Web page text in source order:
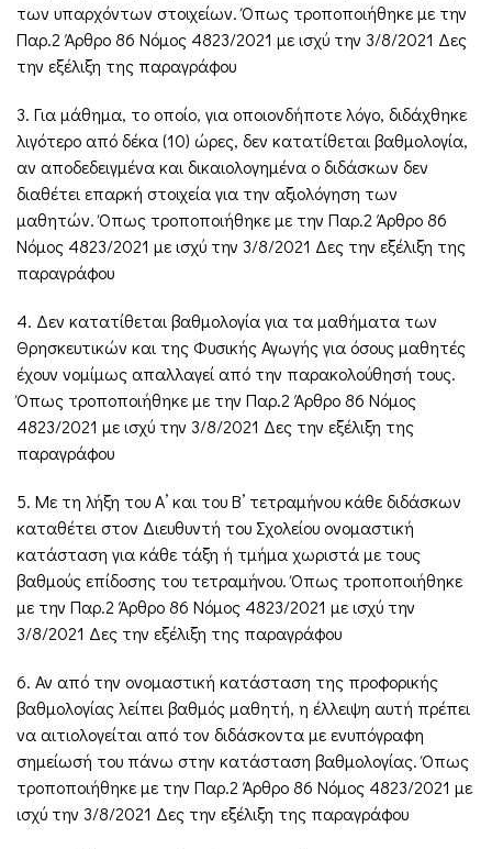
των υπαρχόντων στοιχείων. Όπως τροποποιήθηκε με την
Παρ.2 Άρθρο 86 Νόμος 4823/2021 με ισχύ την 3/8/2021 Δες
την εξέλιξη της παραγράφου
3. Για μάθημα, το οποίο, για οποιονδήποτε λόγο, διδάχθηκε
λιγότερο από δέκα (10) ώρες, δεν κατατίθεται βαθμολογία,
αν αποδεδειγμένα και δικαιολογημένα ο διδάσκων δεν
διαθέτει επαρκή στοιχεία για την αξιολόγηση των
μαθητών. Όπως τροποποιήθηκε με την Παρ.2 Άρθρο 86
Νόμος 4823/2021 με ισχύ την 3/8/2021 Δες την εξέλιξη της
παραγράφου
4. Δεν κατατίθεται βαθμολογία για τα μαθήματα των
Θρησκευτικών και της Φυσικής Αγωγής για όσους μαθητές
έχουν νομίμως απαλλαγεί από την παρακολούθησή τους.
Όπως τροποποιήθηκε με την Παρ.2 Άρθρο 86 Νόμος
4823/2021 με ισχύ την 3/8/2021 Δες την εξέλιξη της
παραγράφου
5. Με τη λήξη του Α’ και του Β’ τετραμήνου κάθε διδάσκων
καταθέτει στον Διευθυντή του Σχολείου ονομαστική
κατάσταση για κάθε τάξη ή τμήμα χωριστά με τους
βαθμούς επίδοσης του τετραμήνου. Όπως τροποποιήθηκε
με την Παρ.2 Άρθρο 86 Νόμος 4823/2021 με ισχύ την
3/8/2021 Δες την εξέλιξη της παραγράφου
6. Αν από την ονομαστική κατάσταση της προφορικής
βαθμολογίας λείπει βαθμός μαθητή, η έλλειψη αυτή πρέπει
να αιτιολογείται από τον διδάσκοντα με ενυπόγραφη
σημείωσή του πάνω στην κατάσταση βαθμολογίας. Όπως
τροποποιήθηκε με την Παρ.2 Άρθρο 86 Νόμος 4823/2021 με
ισχύ την 3/8/2021 Δες την εξέλιξη της παραγράφου